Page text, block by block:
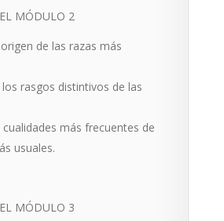
MÓDULO 2
de las razas más
rasgos distintivos de las
cualidades más frecuentes de
usuales.
MÓDULO 3